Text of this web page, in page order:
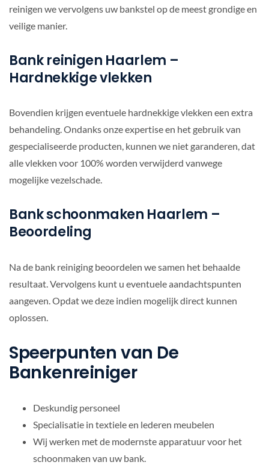
reinigen we vervolgens uw bankstel op de meest grondige en
veilige manier.
Bank reinigen Haarlem –
Hardnekkige vlekken
Bovendien krijgen eventuele hardnekkige vlekken een extra
behandeling. Ondanks onze expertise en het gebruik van
gespecialiseerde producten, kunnen we niet garanderen, dat
alle vlekken voor 100% worden verwijderd vanwege
mogelijke vezelschade.
Bank schoonmaken Haarlem –
Beoordeling
Na de bank reiniging beoordelen we samen het behaalde
resultaat. Vervolgens kunt u eventuele aandachtspunten
aangeven. Opdat we deze indien mogelijk direct kunnen
oplossen.
Speerpunten van De
Bankenreiniger
Deskundig personeel
Specialisatie in textiele en lederen meubelen
Wij werken met de modernste apparatuur voor het
schoonmaken van uw bank.